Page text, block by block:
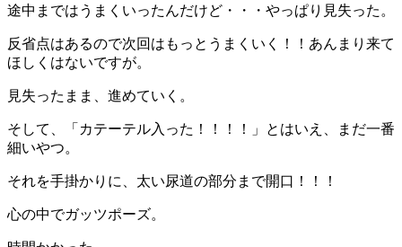
途中まではうまくいったんだけど・・・やっぱり見失った。
反省点はあるので次回はもっとうまくいく！！あんまり来て
ほしくはないですが。
見失ったまま、進めていく。
そして、「カテーテル入った！！！！」とはいえ、まだ一番
細いやつ。
それを手掛かりに、太い尿道の部分まで開口！！！
心の中でガッツポーズ。